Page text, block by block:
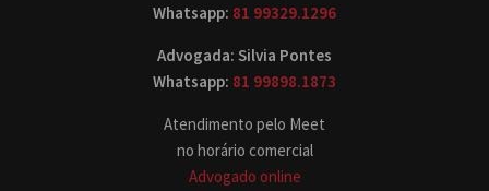
Whatsapp: 81 99329.1296
Advogada: Silvia Pontes
Whatsapp: 81 99898.1873
Atendimento pelo Meet
no horário comercial
Advogado online